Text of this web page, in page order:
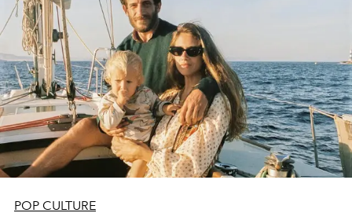
POP CULTURE